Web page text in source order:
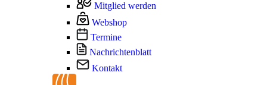
Mitglied werden
Webshop
Termine
Nachrichtenblatt
Kontakt